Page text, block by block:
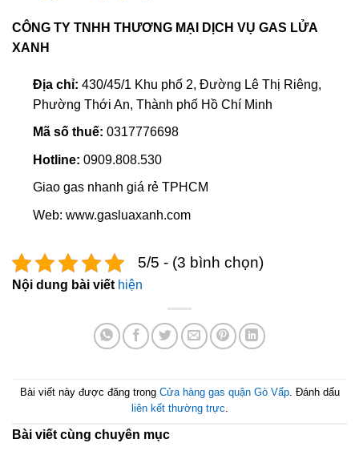
CÔNG TY TNHH THƯƠNG MẠI DỊCH VỤ GAS LỬA
XANH
Địa chỉ: 430/45/1 Khu phố 2, Đường Lê Thị Riêng,
Phường Thới An, Thành phố Hồ Chí Minh
Mã số thuế: 0317776698
Hotline: 0909.808.530
Giao gas nhanh giá rẻ TPHCM
Web: www.gasluaxanh.com
5/5 - (3 bình chọn)
Nội dung bài viết hiện
Bài viết này được đăng trong Cửa hàng gas quận Gò Vấp. Đánh dấu
liên kết thường trực.
Bài viết cùng chuyên mục